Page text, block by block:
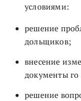
условиями:
решение
дольщиков;
внесение
документы
решение